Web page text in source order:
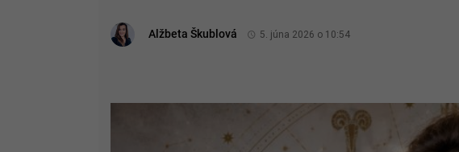
Alžbeta Škublová 5. júna 2026 o 10:54